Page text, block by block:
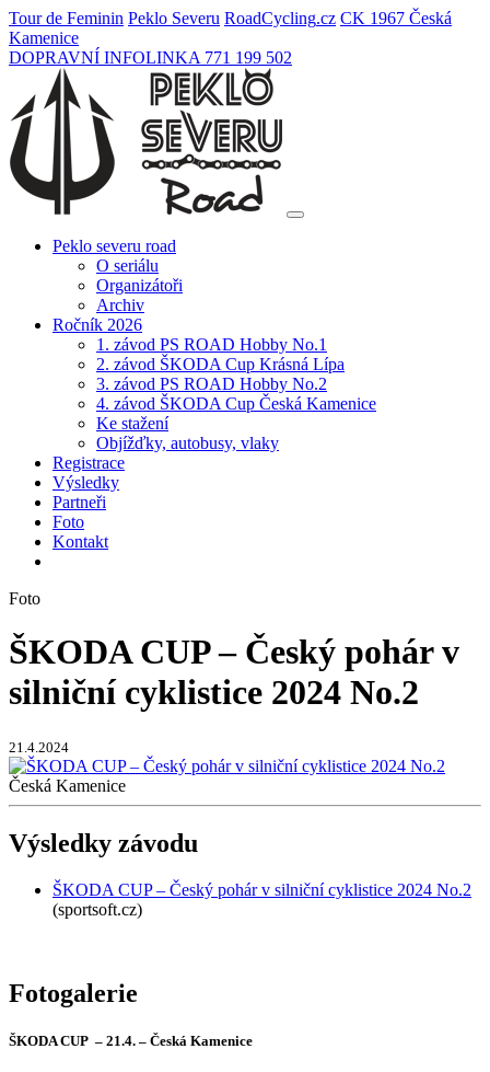
Tour de Feminin Peklo Severu RoadCycling.cz CK 1967 Česká
Kamenice
DOPRAVNÍ INFOLINKA 771 199 502
Peklo severu road
O seriálu
Organizátoři
Archiv
Ročník 2026
1. závod PS ROAD Hobby No.1
2. závod ŠKODA Cup Krásná Lípa
3. závod PS ROAD Hobby No.2
4. závod ŠKODA Cup Česká Kamenice
Ke stažení
Objížďky, autobusy, vlaky
Registrace
Výsledky
Partneři
Foto
Kontakt
Foto
ŠKODA CUP – Český pohár v
silniční cyklistice 2024 No.2
21.4.2024
Česká Kamenice
Výsledky závodu
ŠKODA CUP – Český pohár v silniční cyklistice 2024 No.2
(sportsoft.cz)
Fotogalerie
ŠKODA CUP – 21.4. – Česká Kamenice